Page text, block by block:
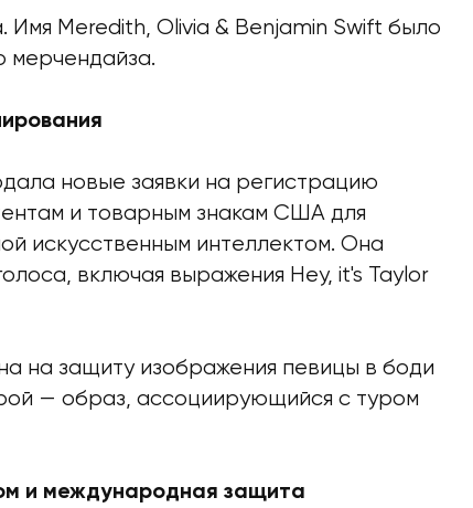
Meredith, Olivia & Benjamin Swift было
мерчендайза.
новые заявки на регистрацию
и товарным знакам США для
искусственным интеллектом. Она
включая выражения Hey, it's Taylor
на защиту изображения певицы в боди
— образ, ассоциирующийся с туром
и международная защита